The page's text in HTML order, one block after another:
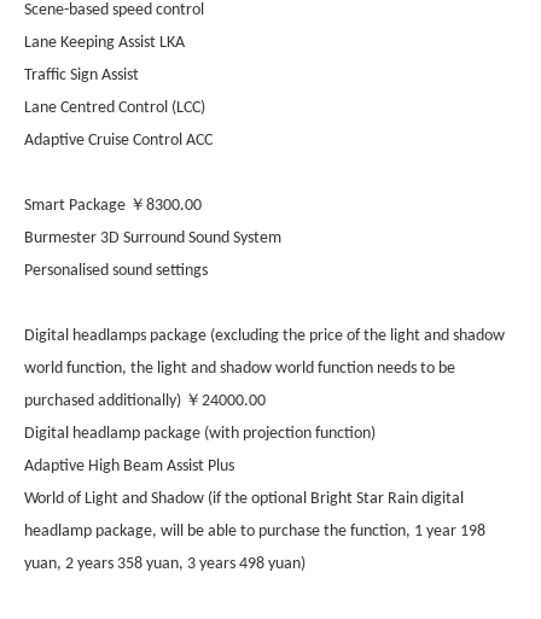
Scene-based speed control
Lane Keeping Assist LKA
Traffic Sign Assist
Lane Centred Control (LCC)
Adaptive Cruise Control ACC
Smart Package ￥ 8300.00
Burmester 3D Surround Sound System
Personalised sound settings
Digital headlamps package (excluding the price of the light and shadow
world function, the light and shadow world function needs to be
purchased additionally) ￥ 24000.00
Digital headlamp package (with projection function)
Adaptive High Beam Assist Plus
World of Light and Shadow (if the optional Bright Star Rain digital
headlamp package, will be able to purchase the function, 1 year 198
yuan, 2 years 358 yuan, 3 years 498 yuan)